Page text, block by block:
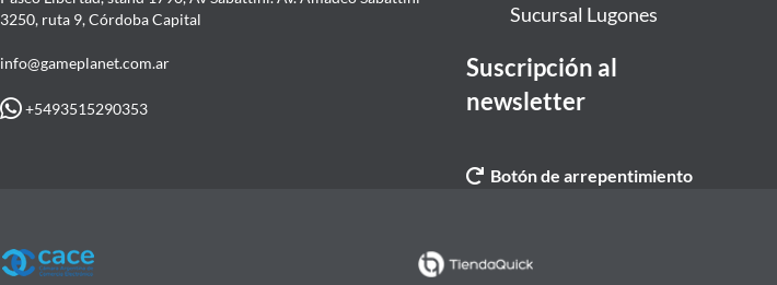
3250, ruta 9, Córdoba Capital
info@gameplanet.com.ar
+5493515290353
Sucursal Lugones
Suscripción al
newsletter
Botón de arrepentimiento